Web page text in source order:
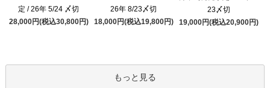
定 / 26年 5/24 〆切
28,000円(税込30,800円)
26年 8/23〆切
18,000円(税込19,800円)
23〆切
19,000円(税込20,900円)
もっと見る